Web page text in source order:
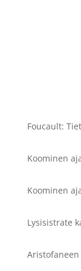
Foucault:
Koominen
Koominen
Lysisistrate